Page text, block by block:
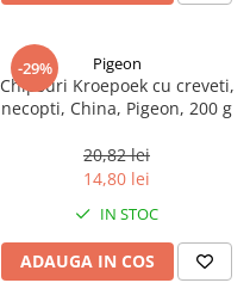
-29% Pigeon
Chipsuri Kroepoek cu creveti,
necopti, China, Pigeon, 200 g
20,82 lei
14,80 lei
IN STOC
ADAUGA IN COS